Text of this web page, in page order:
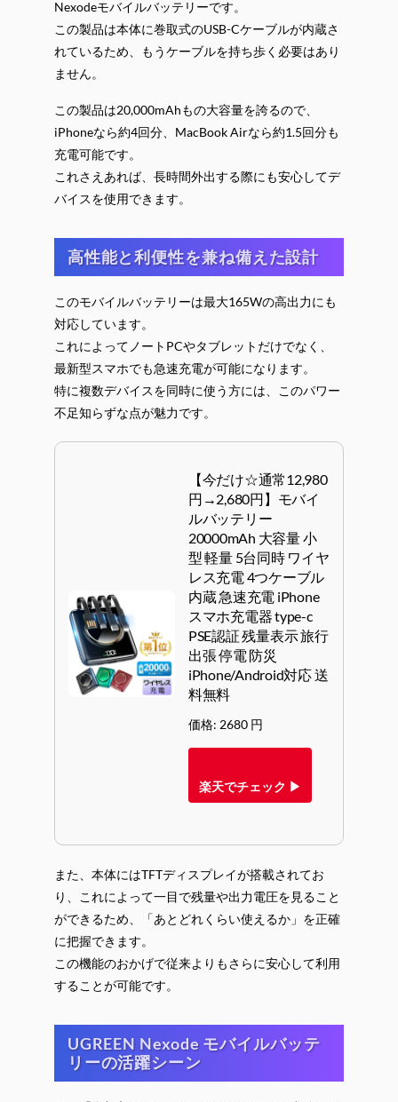
Nexodeモバイルバッテリーです。
この製品は本体に巻取式のUSB-Cケーブルが内蔵さ
れているため、もうケーブルを持ち歩く必要はあり
ません。
この製品は20,000mAhもの大容量を誇るので、
iPhoneなら約4回分、MacBook Airなら約1.5回分も
充電可能です。
これさえあれば、長時間外出する際にも安心してデ
バイスを使用できます。
高性能と利便性を兼ね備えた設計
このモバイルバッテリーは最大165Wの高出力にも
対応しています。
これによってノートPCやタブレットだけでなく、
最新型スマホでも急速充電が可能になります。
特に複数デバイスを同時に使う方には、このパワー
不足知らずな点が魅力です。
【今だけ☆通常12,980
円→2,680円】モバイ
ルバッテリー
20000mAh 大容量 小
型 軽量 5台同時 ワイヤ
レス充電 4つケーブル
内蔵 急速充電 iPhone
スマホ充電器 type-c
PSE認証 残量表示 旅行
出張 停電 防災
iPhone/Android対応 送
料無料
価格: 2680 円
楽天でチェック ▶
また、本体にはTFTディスプレイが搭載されてお
り、これによって一目で残量や出力電圧を見ること
ができるため、「あとどれくらい使えるか」を正確
に把握できます。
この機能のおかげで従来よりもさらに安心して利用
することが可能です。
UGREEN Nexode モバイルバッテ
リーの活躍シーン